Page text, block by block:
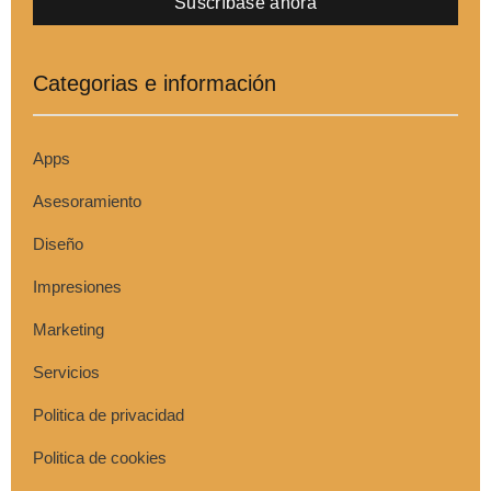
Categorias e información
Apps
Asesoramiento
Diseño
Impresiones
Marketing
Servicios
Politica de privacidad
Politica de cookies